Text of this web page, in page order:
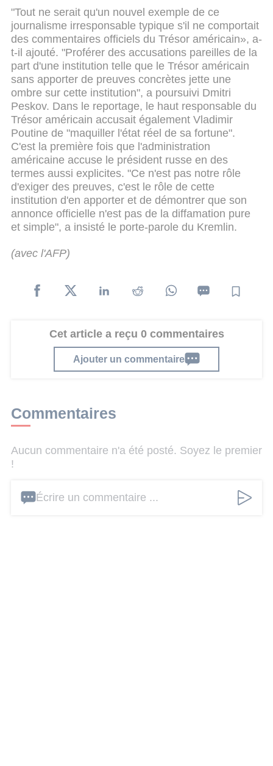
"Tout ne serait qu'un nouvel exemple de ce
journalisme irresponsable typique s'il ne comportait
des commentaires officiels du Trésor américain», a-
t-il ajouté. "Proférer des accusations pareilles de la
part d'une institution telle que le Trésor américain
sans apporter de preuves concrètes jette une
ombre sur cette institution", a poursuivi Dmitri
Peskov. Dans le reportage, le haut responsable du
Trésor américain accusait également Vladimir
Poutine de "maquiller l'état réel de sa fortune".
C'est la première fois que l'administration
américaine accuse le président russe en des
termes aussi explicites. "Ce n'est pas notre rôle
d'exiger des preuves, c'est le rôle de cette
institution d'en apporter et de démontrer que son
annonce officielle n'est pas de la diffamation pure
et simple", a insisté le porte-parole du Kremlin.
(avec l'AFP)
Cet article a reçu 0 commentaires
Ajouter un commentaire
Commentaires
Aucun commentaire n'a été posté. Soyez le premier
!
Écrire un commentaire ...